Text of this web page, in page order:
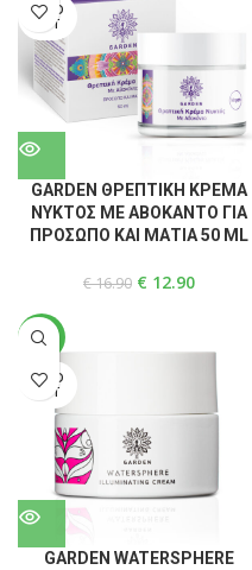
SOLD
OUT
GARDEN ΘΡΕΠΤΙΚΗ ΚΡΕΜΑ
ΝΥΚΤΟΣ ΜΕ ΑΒΟΚΑΝΤΟ ΓΙΑ
ΠΡΟΣΩΠΟ ΚΑΙ ΜΑΤΙΑ 50 ML
€16.90 € 12.90
-28%
SOLD
OUT
GARDEN WATERSPHERE